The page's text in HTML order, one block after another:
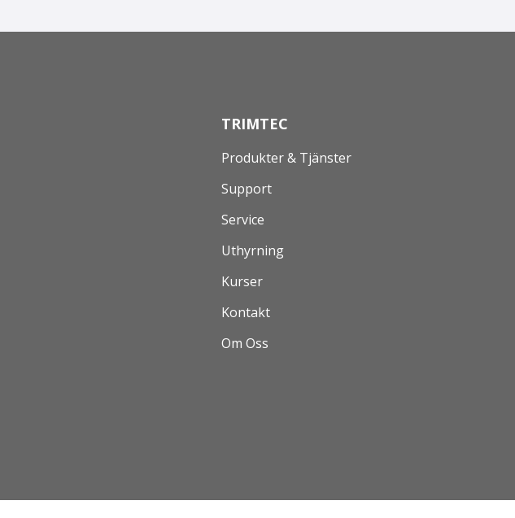
TRIMTEC
Produkter & Tjänster
Support
Service
Uthyrning
Kurser
Kontakt
Om Oss